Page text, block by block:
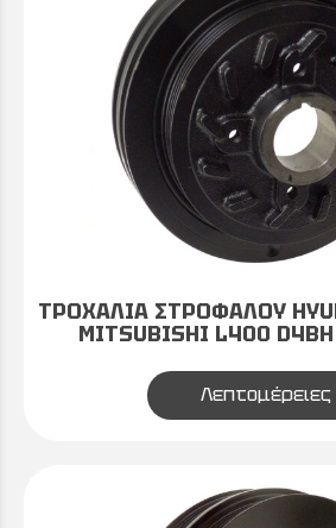
ΤΡΟΧΑΛΙΑ ΣΤΡΟΦΑΛΟΥ
MITSUBISHI L400
Λεπτομέρειες